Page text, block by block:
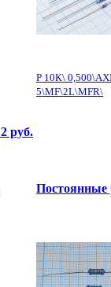
2 руб.
Р 10К\
5\MF\2L\MFR\
Постоянные